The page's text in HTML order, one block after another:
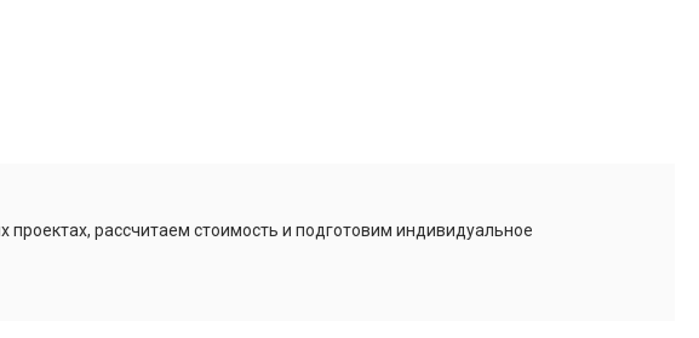
рассчитаем стоимость и подготовим индивидуальное